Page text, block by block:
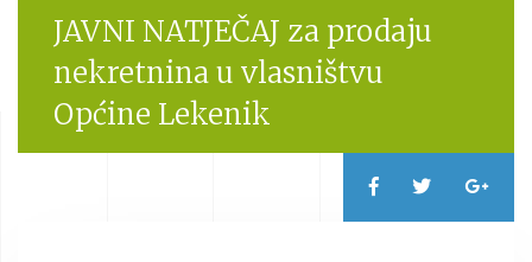
JAVNI NATJEČAJ za prodaju
nekretnina u vlasništvu
Općine Lekenik